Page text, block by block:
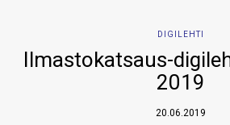
DIGILEHTI
Ilmastokatsaus-
2019
20.06.2019